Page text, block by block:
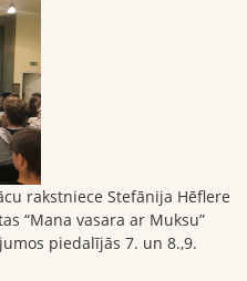
rakstniece Stefānija Hēflere
“Mana vasara ar Muksu”
piedalījās 7. un 8.,9.